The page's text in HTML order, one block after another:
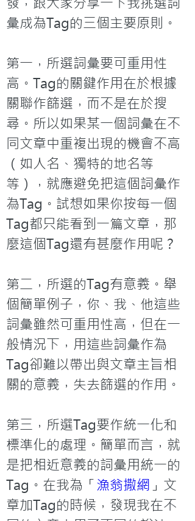
彙成為Tag的三個主要原則。
第一，所選詞彙要可重用性
高。Tag的關鍵作用在於根據
關聯作篩選，而不是在於搜
尋。所以如果某一個詞彙在不
同文章中重複出現的機會不高
（如人名、獨特的地名等
等），就應避免把這個詞彙作
為Tag。試想如果你按每一個
Tag都只能看到一篇文章，那
麼這個Tag還有甚麼作用呢？
第二，所選的Tag有意義。舉
個簡單例子，你、我、他這些
詞彙雖然可重用性高，但在一
般情況下，用這些詞彙作為
Tag卻難以帶出與文章主旨相
關的意義，失去篩選的作用。
第三，所選Tag要作統一化和
標準化的處理。簡單而言，就
是把相近意義的詞彙用統一的
Tag。在我為「漁翁撒網 」文
章加Tag的時候，發現我在不